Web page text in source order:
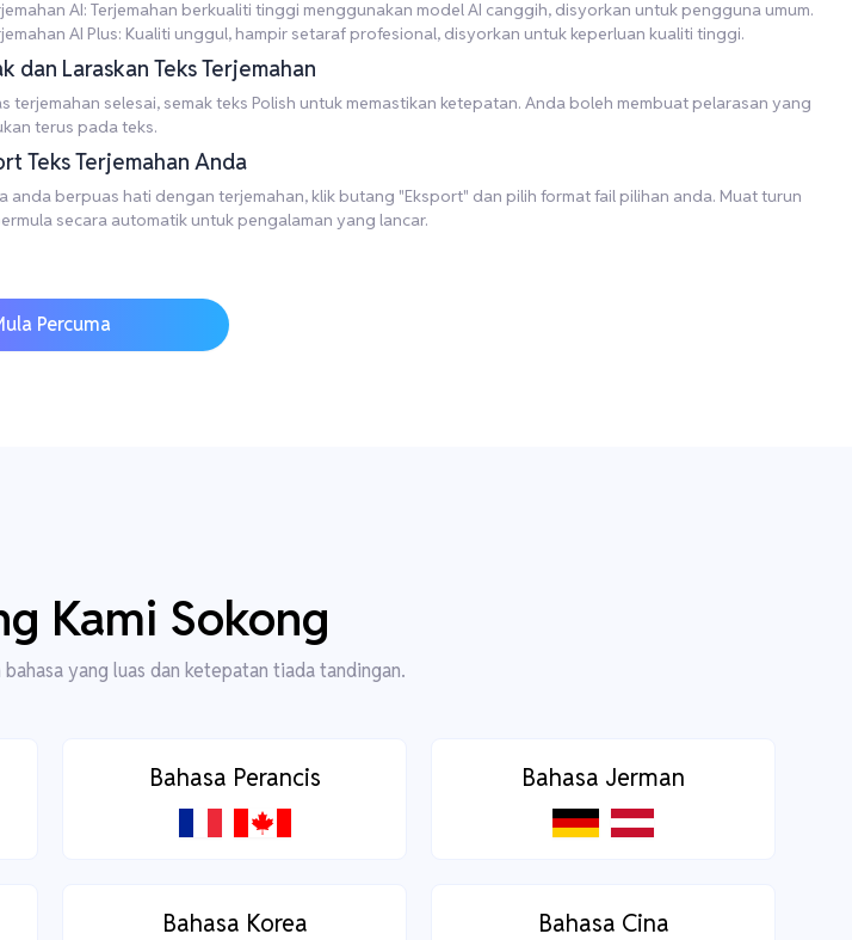
AI: Terjemahan berkualiti tinggi menggunakan model AI canggih, disyorkan untuk pengguna umum.
AI Plus: Kualiti unggul, hampir setaraf profesional, disyorkan untuk keperluan kualiti tinggi.
dan Laraskan Teks Terjemahan
terjemahan selesai, semak teks Polish untuk memastikan ketepatan. Anda boleh membuat pelarasan yang
terus pada teks.
Teks Terjemahan Anda
anda berpuas hati dengan terjemahan, klik butang "Eksport" dan pilih format fail pilihan anda. Muat turun
secara automatik untuk pengalaman yang lancar.
Percuma
Kami Sokong
yang luas dan ketepatan tiada tandingan.
Bahasa Perancis Bahasa Jerman
Bahasa Korea Bahasa Cina